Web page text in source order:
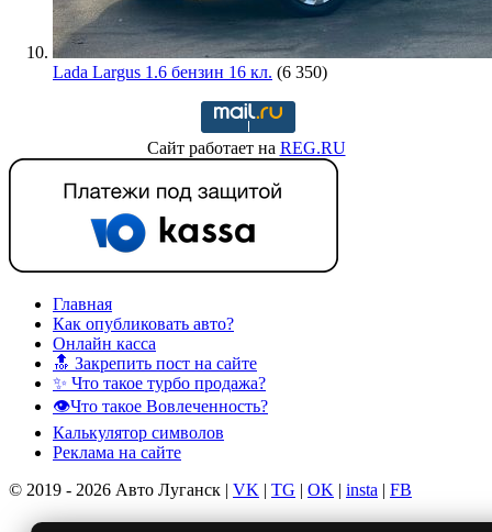
Lada Largus 1.6 бензин 16 кл. (6 350)
Сайт работает на REG.RU
Главная
Как опубликовать авто?
Онлайн касса
🔝 Закрепить пост на сайте
✨ Что такое турбо продажа?
👁️Что такое Вовлеченность?
Калькулятор символов
Реклама на сайте
© 2019 - 2026 Авто Луганск | VK | TG | OK | insta | FB